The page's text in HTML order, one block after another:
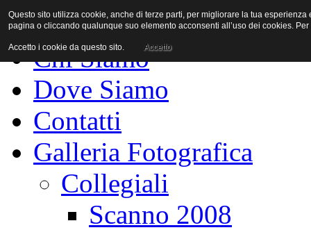
Home Page
Chi Siamo
Dove Siamo
Contatti
Galleria Fotografica
Collegiali
Scanno 2008
Questo sito utilizza cookie, anche di terze parti, per migliorare la tua
pagina o cliccando qualunque suo elemento acconsenti all’uso dei cookies.
Accetto i cookie da questo sito. Accetto